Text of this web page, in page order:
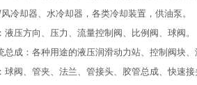
却器、水冷却器，各类冷却装置，供油泵。
压方向、压力、流量控制阀、比例阀、球阀。
成：各种用途的液压润滑动力站、控制阀块
阀、管夹、法兰、管接头、胶管总成、快速